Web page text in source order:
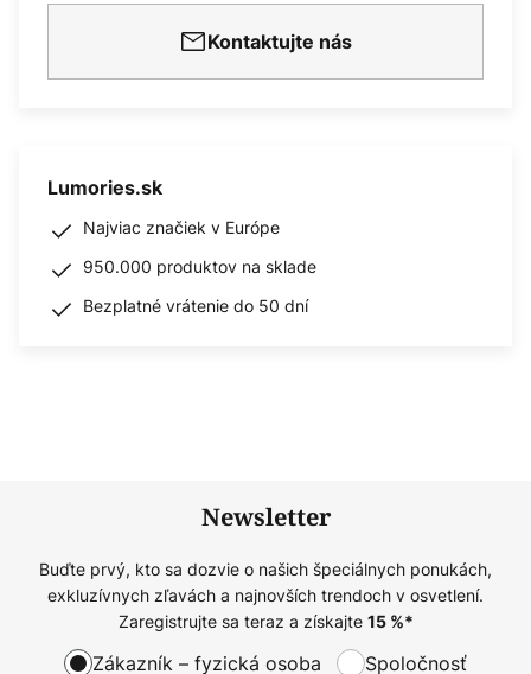
Kontaktujte nás
Lumories.sk
Najviac značiek v Európe
950.000 produktov na sklade
Bezplatné vrátenie do 50 dní
Newsletter
Buďte prvý, kto sa dozvie o našich špeciálnych ponukách,
exkluzívnych zľavách a najnovších trendoch v osvetlení.
Zaregistrujte sa teraz a získajte 15%*
Zákazník – fyzická osoba Spoločnosť